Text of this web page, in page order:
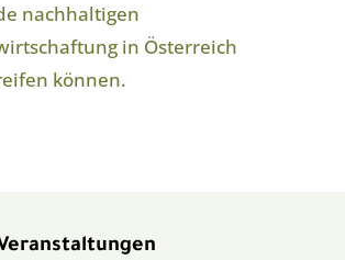
nachhaltigen
in Österreich
können.